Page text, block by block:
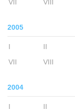
VII
VIII
2005
I II
VII
VIII
2004
I II